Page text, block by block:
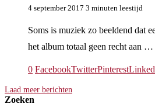
4 september 2017 3 minuten leestijd
Soms is muziek zo beeldend dat
het album totaal geen recht aan …
0 FacebookTwitterPinterest
Laad meer berichten
Zoeken